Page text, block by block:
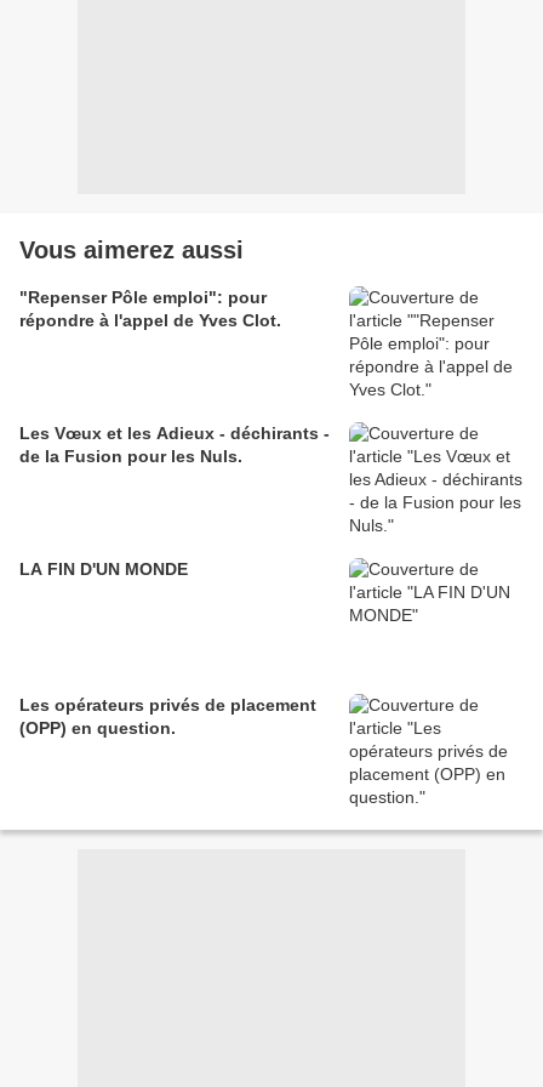
Vous aimerez aussi
"Repenser Pôle emploi": pour
répondre à l'appel de Yves Clot.
Les Vœux et les Adieux - déchirants -
de la Fusion pour les Nuls.
LA FIN D'UN MONDE
Les opérateurs privés de placement
(OPP) en question.